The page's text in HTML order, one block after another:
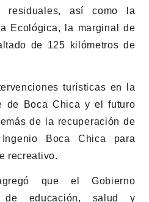
residuales, así como la
Ecológica, la marginal de
de 125 kilómetros de
turísticas en la
de Boca Chica y el futuro
de la recuperación de
Boca Chica para
recreativo.
que el Gobierno
de educación, salud y